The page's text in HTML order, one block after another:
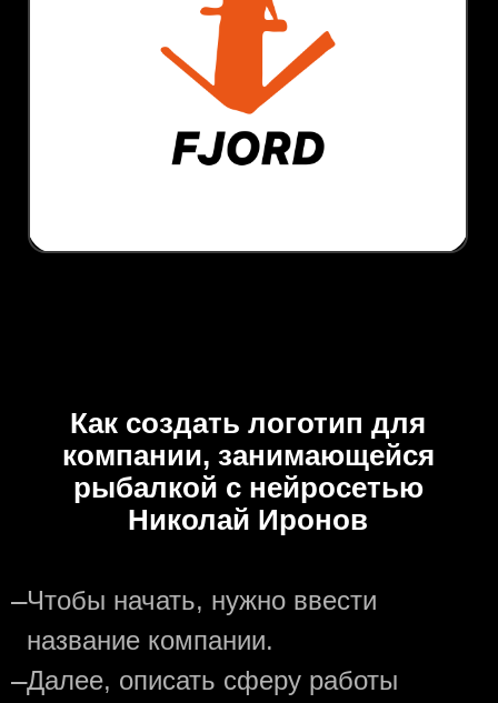
Как создать логотип для
компании, занимающейся
рыбалкой с нейросетью
Николай Иронов
—Чтобы начать, нужно ввести
название компании.
—Далее, описать сферу работы